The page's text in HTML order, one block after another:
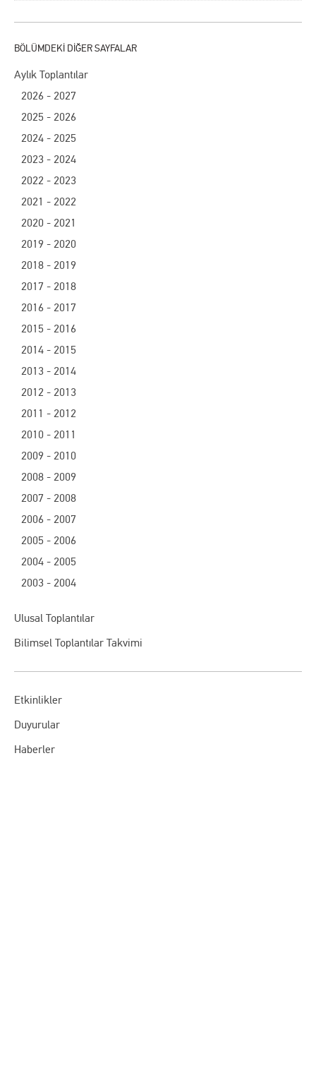
Aylık Toplantılar
2026 - 2027
2025 - 2026
2024 - 2025
2023 - 2024
2022 - 2023
2021 - 2022
2020 - 2021
2019 - 2020
2018 - 2019
2017 - 2018
2016 - 2017
2015 - 2016
2014 - 2015
2013 - 2014
2012 - 2013
2011 - 2012
2010 - 2011
2009 - 2010
2008 - 2009
2007 - 2008
2006 - 2007
2005 - 2006
2004 - 2005
2003 - 2004
Ulusal Toplantılar
Bilimsel Toplantılar Takvimi
Etkinlikler
Duyurular
Haberler